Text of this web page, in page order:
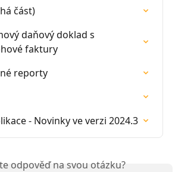
část)
daňový doklad s
faktury
reporty
- Novinky ve verzi 2024.3
odpověď na svou otázku?